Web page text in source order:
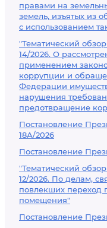
правами на
земель, изъятых из
с использованием
"Тематический
14/2026. О
применением
коррупции и
Федерации
нарушения
предотвращение
Постановление
18А/2026
Постановление
"Тематический
12/2026. По делам,
повлекших переход
помещения"
Постановление